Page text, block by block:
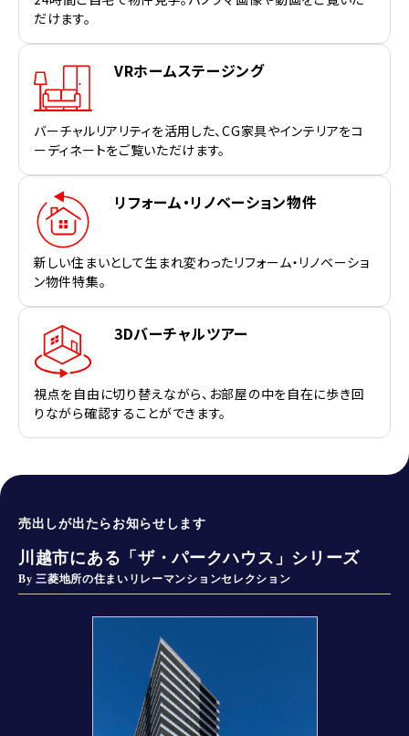
だけます。
VRホームステージング
バーチャルリアリティを活用した、CG家具やインテリアをコ
ーディネートをご覧いただけます。
リフォーム・リノベーション物件
新しい住まいとして生まれ変わったリフォーム・リノベーショ
ン物件特集。
3Dバーチャルツアー
視点を自由に切り替えながら、お部屋の中を自在に歩き回
りながら確認することができます。
売出しが出たらお知らせします
川越市にある「ザ・パークハウス」シリーズ
By 三菱地所の住まいリレーマンションセレクション